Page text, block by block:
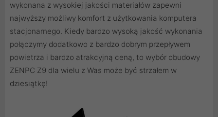
wykonana z wysokiej jakości materiałów zapewni
najwyższy możliwy komfort z użytkowania komputera
stacjonarnego. Kiedy bardzo wysoką jakość wykonania
połączymy dodatkowo z bardzo dobrym przepływem
powietrza i bardzo atrakcyjną ceną, to wybór obudowy
ZENPC Z9 dla wielu z Was może być strzałem w
dziesiątkę!